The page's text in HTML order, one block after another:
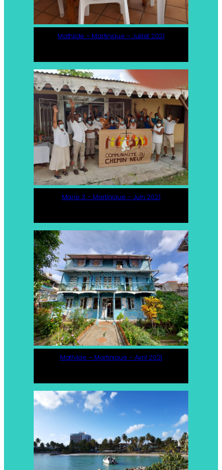
Mathilde – Martinique – Juillet 2021
Marie 3 – Martinique – Juin 2021
Mathilde – Martinique – Avril 2021